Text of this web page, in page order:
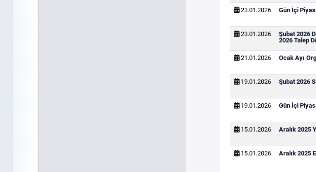
23.01.2026 Gün İçi
23.01.2026
Şubat 2026
2026 Talep
21.01.2026 Ocak Ayı
19.01.2026 Şubat 2026
19.01.2026 Gün İçi
15.01.2026 Aralık 2025
15.01.2026 Aralık 2025